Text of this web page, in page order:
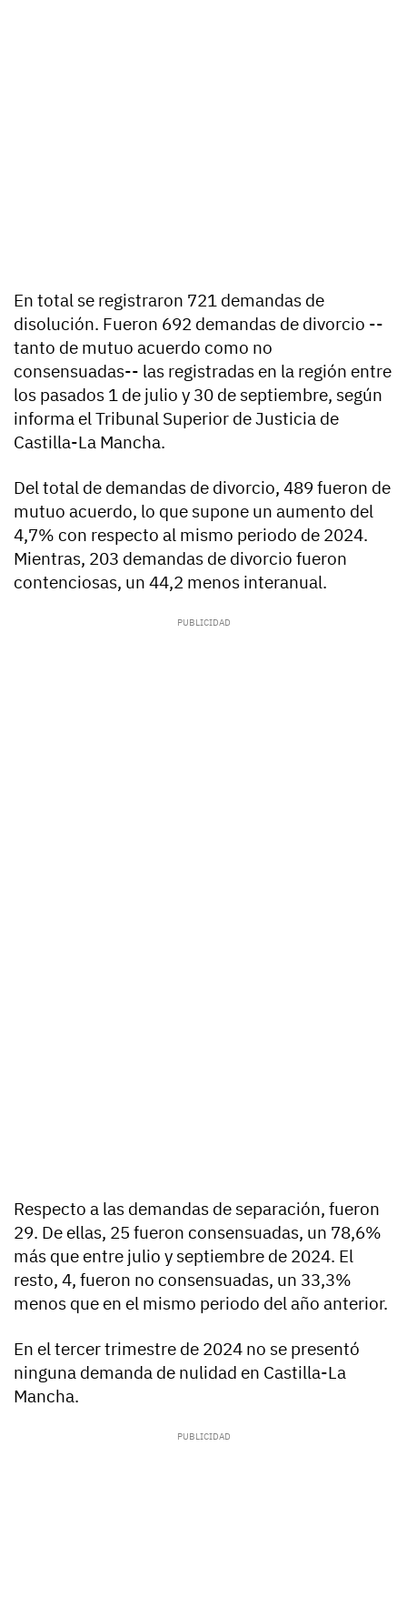
En total se registraron 721 demandas de
disolución. Fueron 692 demandas de divorcio --
tanto de mutuo acuerdo como no
consensuadas-- las registradas en la región entre
los pasados 1 de julio y 30 de septiembre, según
informa el Tribunal Superior de Justicia de
Castilla-La Mancha.
Del total de demandas de divorcio, 489 fueron de
mutuo acuerdo, lo que supone un aumento del
4,7% con respecto al mismo periodo de 2024.
Mientras, 203 demandas de divorcio fueron
contenciosas, un 44,2 menos interanual.
Respecto a las demandas de separación, fueron
29. De ellas, 25 fueron consensuadas, un 78,6%
más que entre julio y septiembre de 2024. El
resto, 4, fueron no consensuadas, un 33,3%
menos que en el mismo periodo del año anterior.
En el tercer trimestre de 2024 no se presentó
ninguna demanda de nulidad en Castilla-La
Mancha.